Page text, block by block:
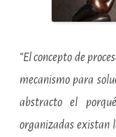
“El concepto de
mecanismo para
abstracto el
organizadas existan